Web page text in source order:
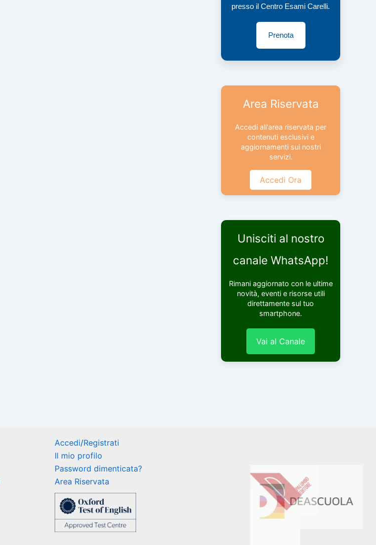
presso il Centro Esami Carelli.
Prenota
Area Riservata
Accedi all'area riservata per
contenuti esclusivi e
aggiornamenti sui nostri
servizi.
Accedi Ora
Unisciti al nostro
canale WhatsApp!
Rimani aggiornato con le ultime
novità, eventi e risorse utili
direttamente sul tuo
smartphone.
Vai al Canale
Accedi/Registrati
Il mio profilo
Password dimenticata?
Area Riservata